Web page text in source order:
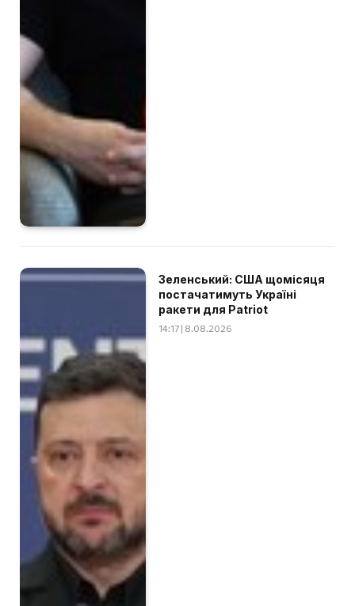
Зеленський: США щомісяця
постачатимуть Україні
ракети для Patriot
14:17 | 8.08.2026